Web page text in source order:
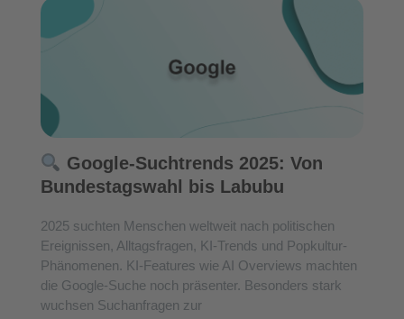
Google-Suchtrends 2025: Von
Bundestagswahl bis Labubu
2025 suchten Menschen weltweit nach politischen
Ereignissen, Alltagsfragen, KI-Trends und Popkultur-
Phänomenen. KI-Features wie AI Overviews machten
die Google-Suche noch präsenter. Besonders stark
wuchsen Suchanfragen zur